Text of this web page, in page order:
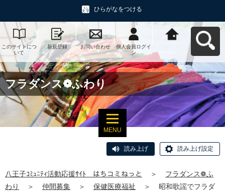
ひらがなをつける
このサイトにつ
いて
新規登録 お問い合わせ
個人会員ログイ
ン
動応援ｻｲﾄ はち
コミねっとへ戻
る
フラダンス❁ふわり
MENU
読み上げ 読み上げ設定
八王子ｺﾐｭﾆﾃｨ活動応援ｻｲﾄ はちコミねっと ＞
フラダンス❁ふ
わり
＞ 仲間募集 ＞ 保健医療福祉 ＞
昭和歌謡でフラダ